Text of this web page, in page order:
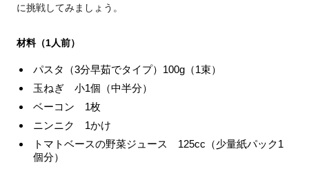
に挑戦してみましょう。
材料（1人前）
パスタ（3分早茹でタイプ）100g（1束）
玉ねぎ 小1個（中半分）
ベーコン 1枚
ニンニク 1かけ
トマトベースの野菜ジュース 125cc（少量紙パック1
個分）